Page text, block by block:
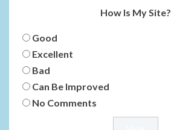
How Is My Site?
Good
Excellent
Bad
Can Be Improved
No Comments